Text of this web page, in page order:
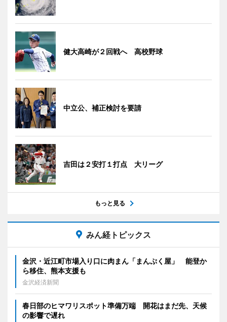
健大高崎が２回戦へ 高校野球
中立公、補正検討を要請
吉田は２安打１打点 大リーグ
もっと見る
みん経トピックス
金沢・近江町市場入り口に肉まん「まんぷく屋」 能登か
ら移住、熊本支援も
金沢経済新聞
春日部のヒマワリスポット準備万端 開花はまだ先、天候
の影響で遅れ